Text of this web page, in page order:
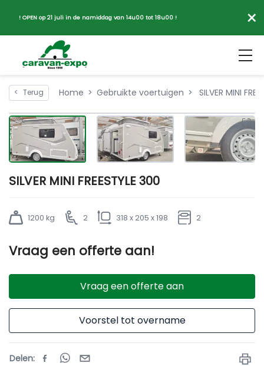
! OPEN op 21 juli in de namiddag van 14u00 tot 18u00 ! ×
< Terug Home Gebruikte voertuigen SILVER MINI
SILVER MINI FREESTYLE 300
1200 kg 2 318 x 205 x 198 2
Vraag een offerte aan!
Vraag een offerte aan
Voorstel tot overname
Delen: